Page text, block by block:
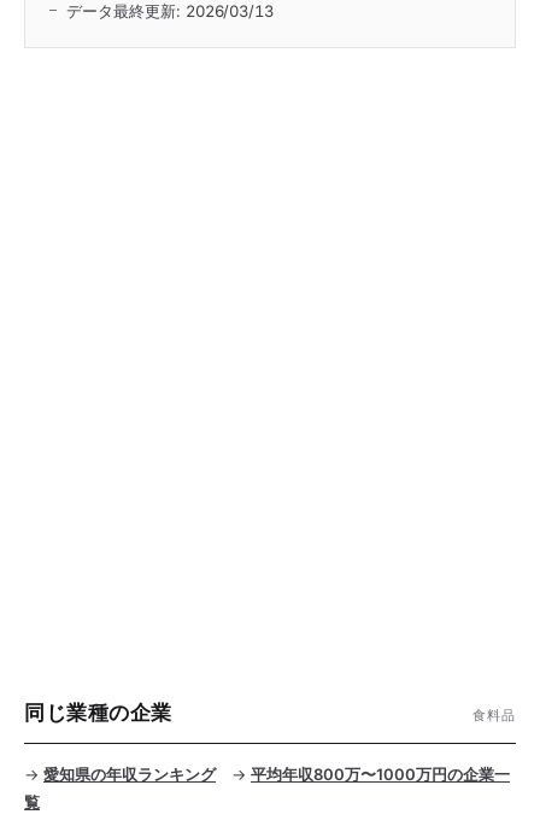
データ最終更新: 2026/03/13
同じ業種の企業 食料品
→ 愛知県の年収ランキング→ 平均年収800万〜1000万円の企業一
覧